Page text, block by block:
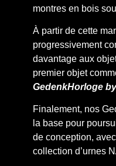
montres en bois
À partir de cette
progressivement
davantage aux
premier objet
GedenkHorloge
Finalement, nos
la base pour
de conception,
collection d’urnes